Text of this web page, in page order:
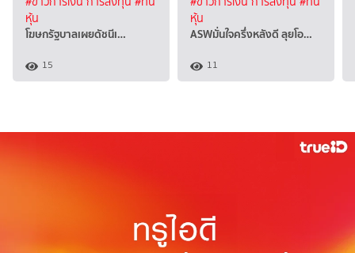
หุ้น
โฆษกรัฐบาลเผยดัชนีเ…
15
หุ้น
ASWมั่นใจครึ่งหลังดี ลุยโอ…
11